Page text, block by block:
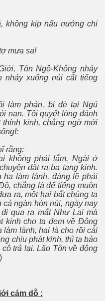
không kịp nấu nướng chi
mưa sa!
Tôn Ngộ-Không nhảy
xuống núi cất tiếng
làm phản, bị đè tại Ngủ
nạn. Tôi quyết lòng đánh
kinh, chẳng ngờ mới
rằng:
không phải lắm. Ngài ở
đặt ra ba tạng kinh.
hạ làm lành, đáng lẽ phải
chẳng là để tiếng muôn
ra, một hai bắt chúng ta
cả ngàn hòn núi, ngày nay
qua ra mắt Như Lai mà
kinh cho ta đem về Ðông
làm lành, hai là cho rồi cái
chịu phát kinh, thì ta bảo
trả lại. Lão Tôn về động
cám dỗ :